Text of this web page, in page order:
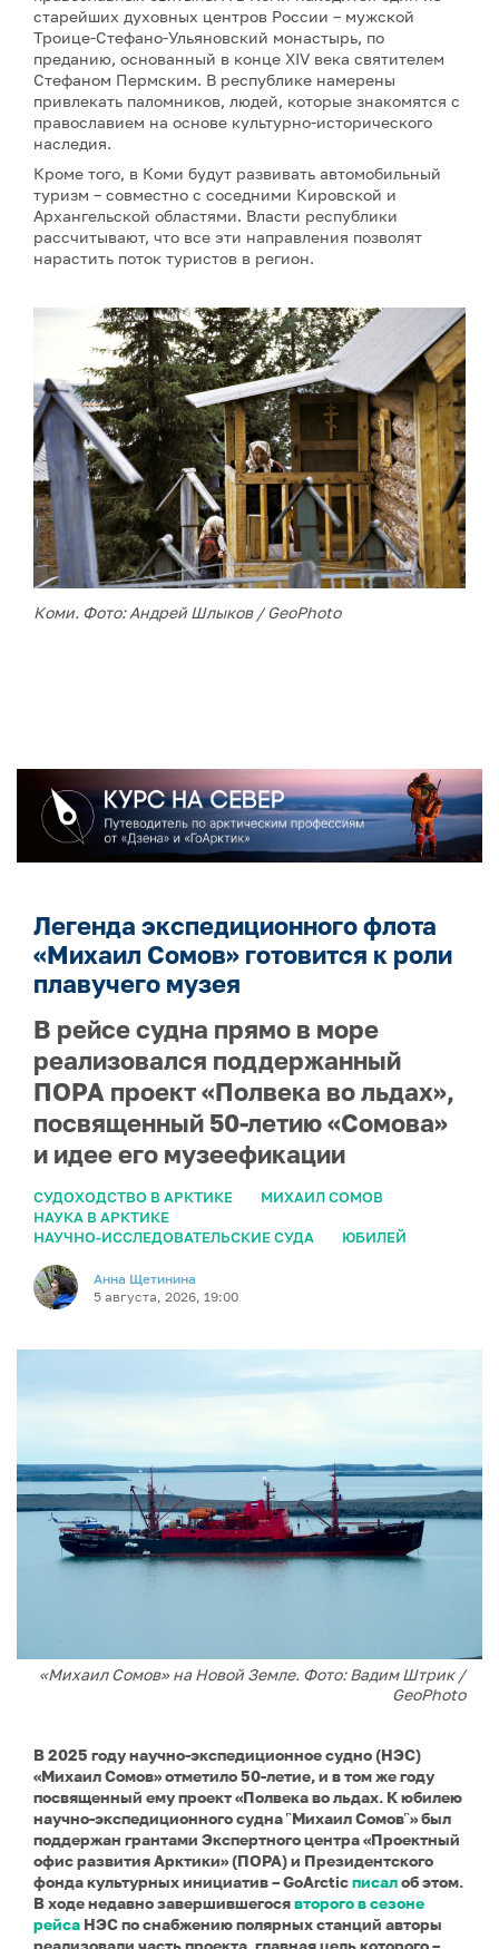
старейших духовных центров России – мужской
Троице-Стефано-Ульяновский монастырь, по
преданию, основанный в конце XIV века святителем
Стефаном Пермским. В республике намерены
привлекать паломников, людей, которые знакомятся с
православием на основе культурно-исторического
наследия.
Кроме того, в Коми будут развивать автомобильный
туризм – совместно с соседними Кировской и
Архангельской областями. Власти республики
рассчитывают, что все эти направления позволят
нарастить поток туристов в регион.
Коми. Фото: Андрей Шлыков / GeoPhoto
Легенда экспедиционного флота
«Михаил Сомов» готовится к роли
плавучего музея
В рейсе судна прямо в море
реализовался поддержанный
ПОРА проект «Полвека во льдах»,
посвященный 50-летию «Сомова»
и идее его музеефикации
СУДОХОДСТВО В АРКТИКЕ
МИХАИЛ СОМОВ
НАУКА В АРКТИКЕ
НАУЧНО-ИССЛЕДОВАТЕЛЬСКИЕ СУДА
ЮБИЛЕЙ
Анна Щетинина
5 августа, 2026, 19:00
«Михаил Сомов» на Новой Земле. Фото: Вадим Штрик /
GeoPhoto
В 2025 году научно-экспедиционное судно (НЭС)
«Михаил Сомов» отметило 50-летие, и в том же году
посвященный ему проект «Полвека во льдах. К юбилею
научно-экспедиционного судна ῝Михаил Сомов῝» был
поддержан грантами Экспертного центра «Проектный
офис развития Арктики» (ПОРА) и Президентского
фонда культурных инициатив – GoArcticписалоб этом.
В ходе недавно завершившегосявторого в сезоне
рейса НЭС по снабжению полярных станций авторы